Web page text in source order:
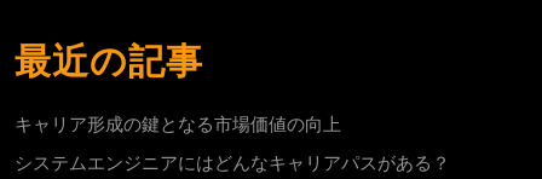
最近の記事
キャリア形成の鍵となる市場価値の向上
システムエンジニアにはどんなキャリアパスがある？